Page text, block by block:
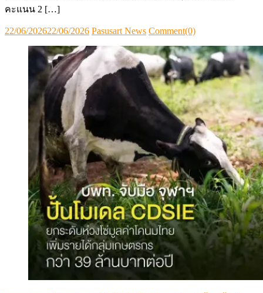
คะแนน 2 […]
Posted
22/06/202622/06/2026 Author
Pasusart News Comment(0)